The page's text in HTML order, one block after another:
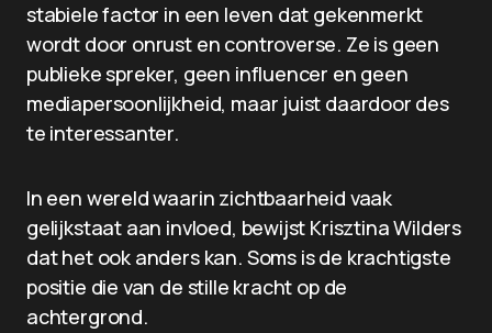
stabiele factor in een leven dat gekenmerkt
wordt door onrust en controverse. Ze is geen
publieke spreker, geen influencer en geen
mediapersoonlijkheid, maar juist daardoor des
te interessanter.
In een wereld waarin zichtbaarheid vaak
gelijkstaat aan invloed, bewijst Krisztina Wilders
dat het ook anders kan. Soms is de krachtigste
positie die van de stille kracht op de
achtergrond.